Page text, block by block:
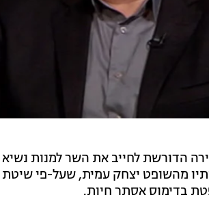
הדורשת לחייב את השר למנות נשיא
מהשופט יצחק עמית, שעל-פי שיטת
בדימוס אסתר חיות.